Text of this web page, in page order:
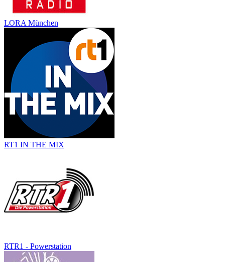
LORA München
RT1 IN THE MIX
RTR1 - Powerstation